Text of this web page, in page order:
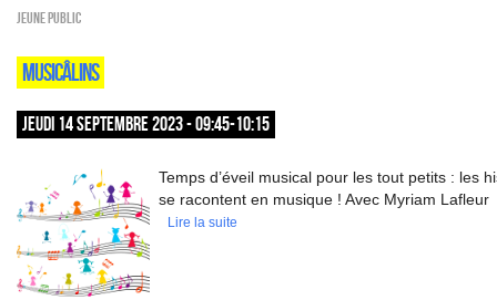
Jeune public
MUSICÂLINS
JEUDI 14 SEPTEMBRE 2023 - 09:45-10:15
Temps d’éveil musical pour les tout petits : les
se racontent en musique ! Avec Myriam Lafleur
Lire la suite